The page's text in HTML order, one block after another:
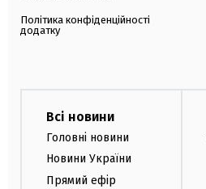
Політика конфіденційності
додатку
Всі новини
Головні новини
Новини України
Прямий ефір